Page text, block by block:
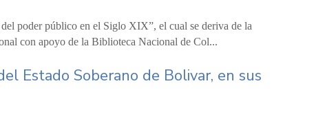
poder público en el Siglo XIX”, el cual se deriva de la
con apoyo de la Biblioteca Nacional de Col...
Estado Soberano de Bolivar, en sus